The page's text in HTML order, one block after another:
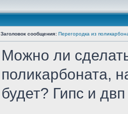
Заголовок сообщения: Перегородка из
Можно ли
поликарбоната,
будет? Гипс и